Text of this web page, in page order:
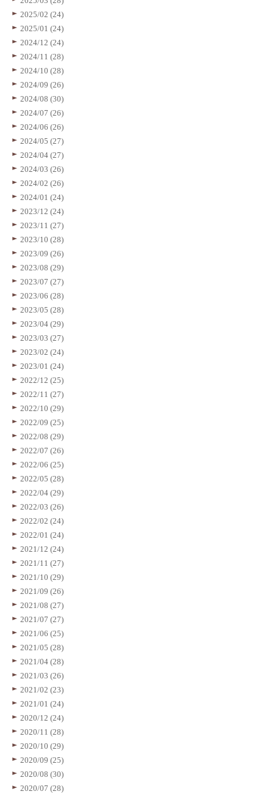
2025/02 (24)
2025/01 (24)
2024/12 (24)
2024/11 (28)
2024/10 (28)
2024/09 (26)
2024/08 (30)
2024/07 (26)
2024/06 (26)
2024/05 (27)
2024/04 (27)
2024/03 (26)
2024/02 (26)
2024/01 (24)
2023/12 (24)
2023/11 (27)
2023/10 (28)
2023/09 (26)
2023/08 (29)
2023/07 (27)
2023/06 (28)
2023/05 (28)
2023/04 (29)
2023/03 (27)
2023/02 (24)
2023/01 (24)
2022/12 (25)
2022/11 (27)
2022/10 (29)
2022/09 (25)
2022/08 (29)
2022/07 (26)
2022/06 (25)
2022/05 (28)
2022/04 (29)
2022/03 (26)
2022/02 (24)
2022/01 (24)
2021/12 (24)
2021/11 (27)
2021/10 (29)
2021/09 (26)
2021/08 (27)
2021/07 (27)
2021/06 (25)
2021/05 (28)
2021/04 (28)
2021/03 (26)
2021/02 (23)
2021/01 (24)
2020/12 (24)
2020/11 (28)
2020/10 (29)
2020/09 (25)
2020/08 (30)
2020/07 (28)